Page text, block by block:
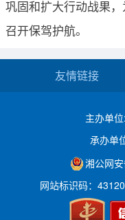
巩固和扩大行动战果
召开保驾护航。
友情链接
主办单
承办单
湘公网
网站标识码：